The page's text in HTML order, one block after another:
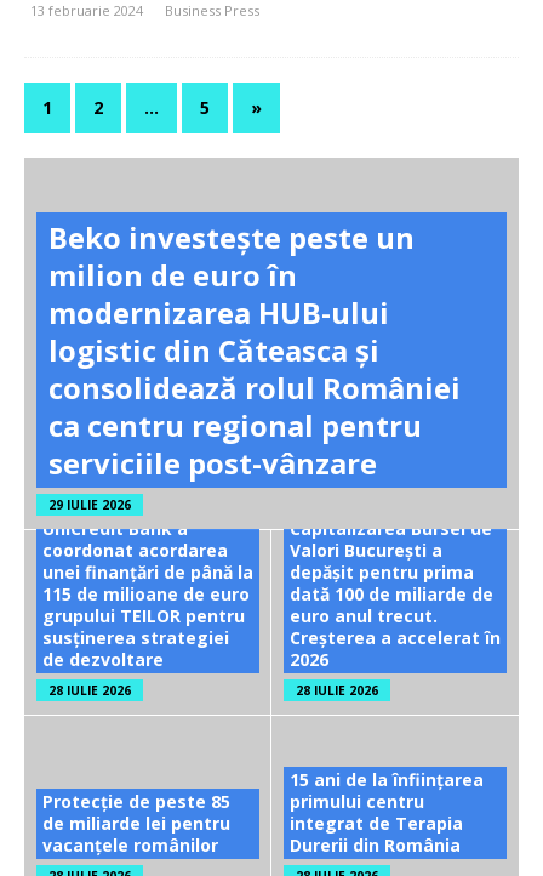
13 februarie 2024 Business Press
1 2 … 5 »
Beko investește peste un
milion de euro în
modernizarea HUB-ului
logistic din Căteasca și
consolidează rolul României
ca centru regional pentru
serviciile post-vânzare
29 IULIE 2026
UniCredit Bank a
coordonat acordarea
unei finanțări de până la
115 de milioane de euro
grupului TEILOR pentru
susținerea strategiei
de dezvoltare
28 IULIE 2026
Capitalizarea Bursei de
Valori București a
depășit pentru prima
dată 100 de miliarde de
euro anul trecut.
Creșterea a accelerat în
2026
28 IULIE 2026
Protecție de peste 85
de miliarde lei pentru
vacanțele românilor
15 ani de la înființarea
primului centru
integrat de Terapia
Durerii din România